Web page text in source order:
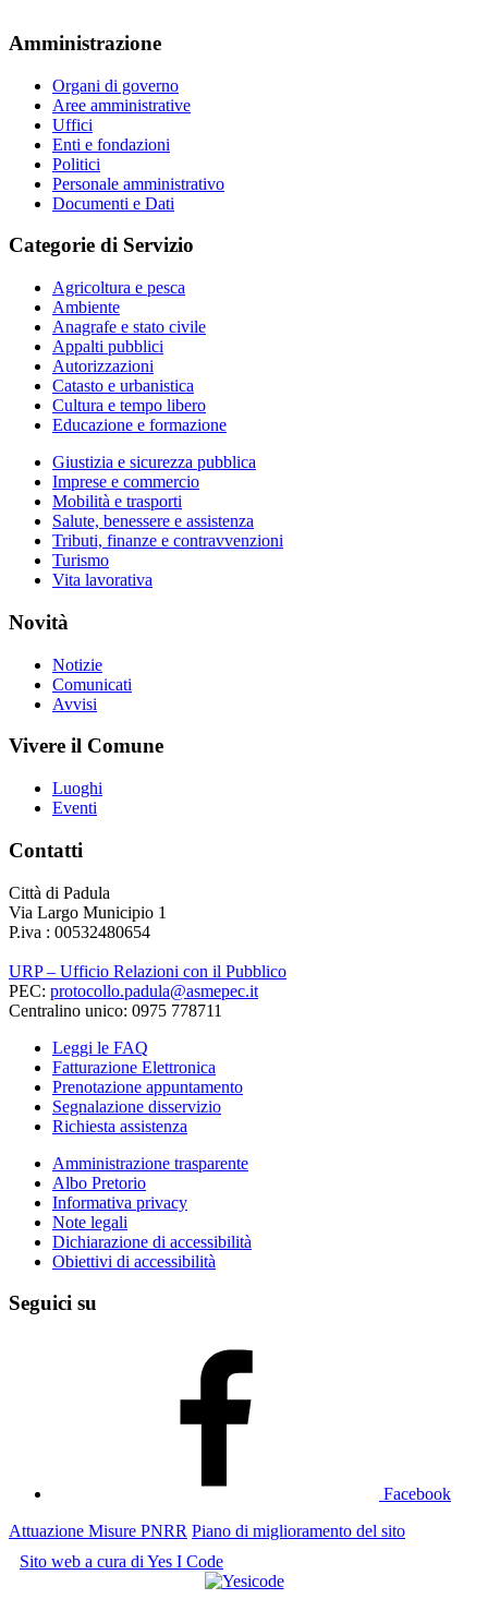
Amministrazione
Organi di governo
Aree amministrative
Uffici
Enti e fondazioni
Politici
Personale amministrativo
Documenti e Dati
Categorie di Servizio
Agricoltura e pesca
Ambiente
Anagrafe e stato civile
Appalti pubblici
Autorizzazioni
Catasto e urbanistica
Cultura e tempo libero
Educazione e formazione
Giustizia e sicurezza pubblica
Imprese e commercio
Mobilità e trasporti
Salute, benessere e assistenza
Tributi, finanze e contravvenzioni
Turismo
Vita lavorativa
Novità
Notizie
Comunicati
Avvisi
Vivere il Comune
Luoghi
Eventi
Contatti
Città di Padula
Via Largo Municipio 1
P.iva : 00532480654
URP – Ufficio Relazioni con il Pubblico
PEC: protocollo.padula@asmepec.it
Centralino unico: 0975 778711
Leggi le FAQ
Fatturazione Elettronica
Prenotazione appuntamento
Segnalazione disservizio
Richiesta assistenza
Amministrazione trasparente
Albo Pretorio
Informativa privacy
Note legali
Dichiarazione di accessibilità
Obiettivi di accessibilità
Seguici su
Facebook
Attuazione Misure PNRR Piano di miglioramento del sito
Sito web a cura di Yes I Code